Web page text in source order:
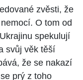
zvěsti, že
O tom od
spekulují
svůj věk těší
že se nakazí
prý z toho